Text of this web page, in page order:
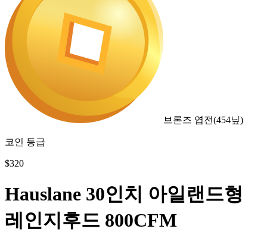
브론즈 엽전(454닢)
코인 등급
$320
Hauslane 30인치 아일랜드형
레인지후드 800CFM